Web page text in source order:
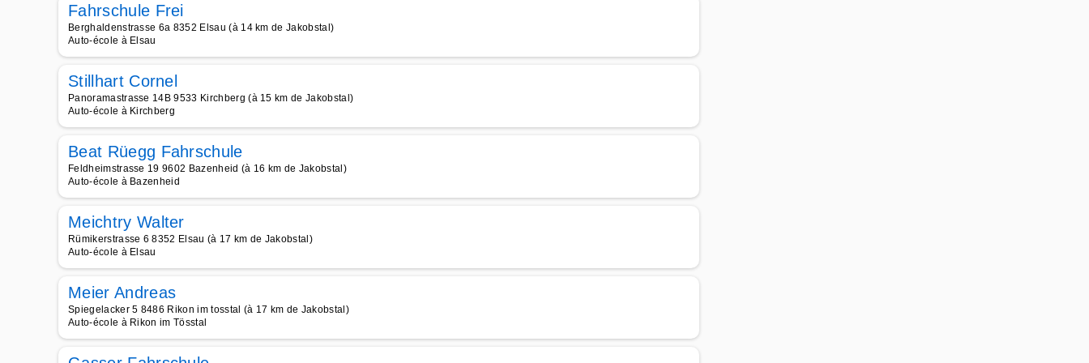
Fahrschule Frei
Berghaldenstrasse 6a 8352 Elsau (à 14 km de Jakobstal)
Auto-école à Elsau
Stillhart Cornel
Panoramastrasse 14B 9533 Kirchberg (à 15 km de Jakobstal)
Auto-école à Kirchberg
Beat Rüegg Fahrschule
Feldheimstrasse 19 9602 Bazenheid (à 16 km de Jakobstal)
Auto-école à Bazenheid
Meichtry Walter
Rümikerstrasse 6 8352 Elsau (à 17 km de Jakobstal)
Auto-école à Elsau
Meier Andreas
Spiegelacker 5 8486 Rikon im tosstal (à 17 km de Jakobstal)
Auto-école à Rikon im Tösstal